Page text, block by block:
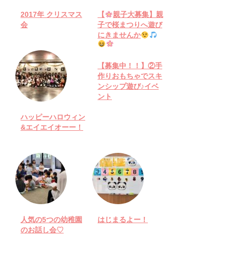
2017年 クリスマス
会
【
親子大募集】親
子で桜まつりへ遊び
にきませんか
ハッピーハロウィン
&エイエイオーー！
【募集中！！】②手
作りおもちゃでスキ
ンシップ遊び♪イベ
ント
人気の5つの幼稚園
のお話し会♡
はじまるよー！